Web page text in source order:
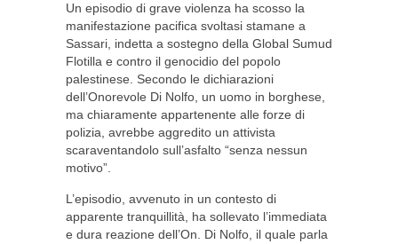
Un episodio di grave violenza ha scosso la
manifestazione pacifica svoltasi stamane a
Sassari, indetta a sostegno della Global Sumud
Flotilla e contro il genocidio del popolo
palestinese. Secondo le dichiarazioni
dell’Onorevole Di Nolfo, un uomo in borghese,
ma chiaramente appartenente alle forze di
polizia, avrebbe aggredito un attivista
scaraventandolo sull’asfalto “senza nessun
motivo”.
L’episodio, avvenuto in un contesto di
apparente tranquillità, ha sollevato l’immediata
e dura reazione dell’On. Di Nolfo, il quale parla